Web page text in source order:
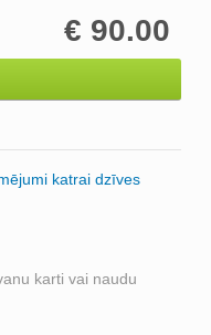
€ 90.00
katrai dzīves
karti vai naudu